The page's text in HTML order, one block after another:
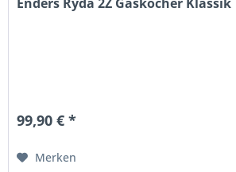
99,90 € *
Merken